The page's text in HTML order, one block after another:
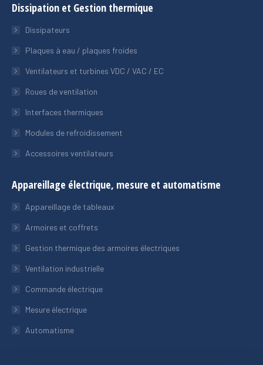
Dissipation et Gestion thermique
Dissipateurs
Plaques à eau / plaques froides
Ventilateurs et turbines VDC / VAC / EC
Roues de ventilation
Interfaces thermiques
Modules de refroidissement
Accessoires ventilateurs
Appareillage électrique, mesure et automatisme
Appareillage de tableaux
Armoires et coffrets
Gestion thermique des armoires électriques
Ventilation industrielle
Commande électrique
Mesure électrique
Automatisme